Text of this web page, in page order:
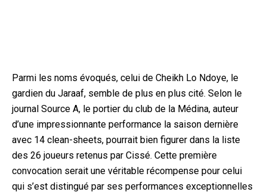
Parmi les noms évoqués, celui de Cheikh Lo Ndoye, le
gardien du Jaraaf, semble de plus en plus cité. Selon le
journal Source A, le portier du club de la Médina, auteur
d’une impressionnante performance la saison dernière
avec 14 clean-sheets, pourrait bien figurer dans la liste
des 26 joueurs retenus par Cissé. Cette première
convocation serait une véritable récompense pour celui
qui s’est distingué par ses performances exceptionnelles